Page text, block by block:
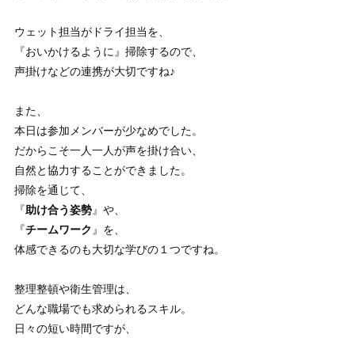
ウェット担当がドライ担当を、
『おいかけるように』掃除するので、
声掛けなどの連携が大切ですね♪
また、
本日は参加メンバーが少なめでした。
だからこそ一人一人が声を掛け合い、
自然と協力することができました。
掃除を通じて、
『 助け合う姿勢』や、
『チームワーク 』を、
体感できるのも大切な学びの１つですね。
整理整頓や衛生管理は、
どんな職場でも求められるスキル。
日々の短い時間ですが、